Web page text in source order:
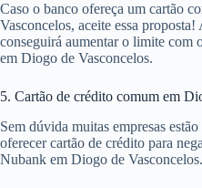
Caso o banco ofereça um cartão
Vasconcelos, aceite essa
conseguirá aumentar o limite com
em Diogo de Vasconcelos.
5. Cartão de crédito comum em
Sem dúvida muitas empresas
oferecer cartão de crédito para
Nubank em Diogo de Vasconcelos.